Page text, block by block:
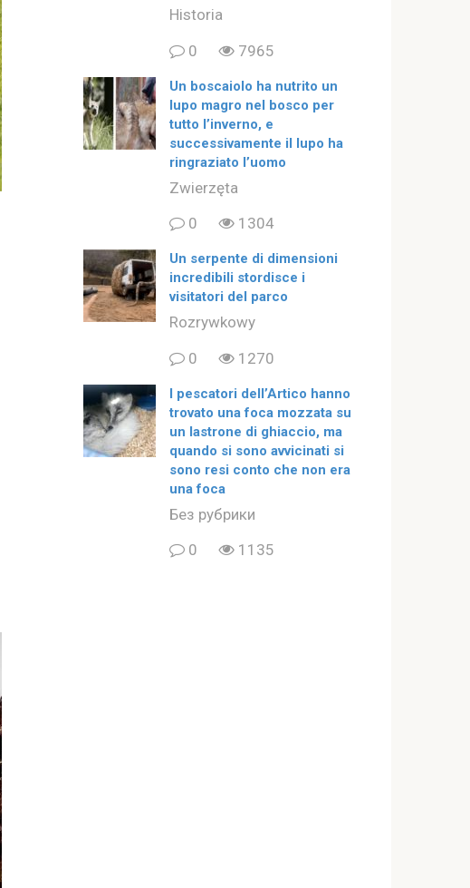
Historia
0
7965
Un boscaiolo ha nutrito un
lupo magro nel bosco per
tutto l’inverno, e
successivamente il lupo ha
ringraziato l’uomo
Zwierzęta
0
1304
Un serpente di dimensioni
incredibili stordisce i
visitatori del parco
Rozrywkowy
0
1270
I pescatori dell’Artico hanno
trovato una foca mozzata su
un lastrone di ghiaccio, ma
quando si sono avvicinati si
sono resi conto che non era
una foca
Без рубрики
0
1135